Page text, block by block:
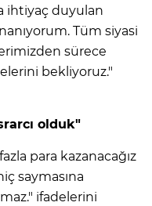
ihtiyaç duyulan
Tüm siyasi
sürece
bekliyoruz."
olduk"
para kazanacağız
saymasına
ifadelerini